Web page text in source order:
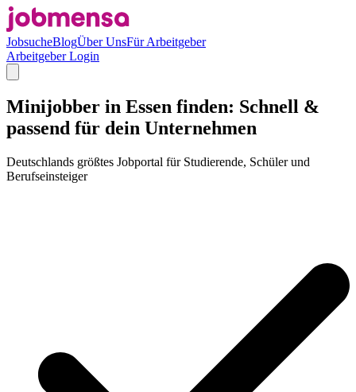
JobsucheBlogÜber UnsFür Arbeitgeber
Arbeitgeber Login
Minijobber in Essen finden: Schnell &
passend für dein Unternehmen
Deutschlands größtes Jobportal für Studierende, Schüler und
Berufseinsteiger